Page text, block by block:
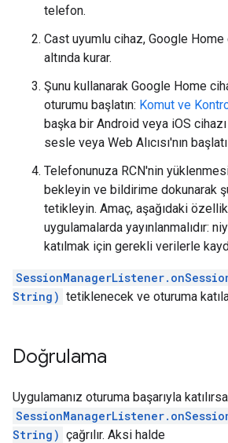
telefon.
Cast uyumlu cihaz, Google Home
altında kurar.
Şunu kullanarak Google Home
oturumu başlatın: Komut ve
başka bir Android veya iOS
sesle veya Web Alıcısı'nın
Telefonunuza RCN'nin
bekleyin ve bildirime dokunarak
tetikleyin. Amaç, aşağıdaki
uygulamalarda yayınlanmalıdır:
katılmak için gerekli verilerle
String) tetiklenecek ve oturuma
Doğrulama
Uygulamanız oturuma başarıyla katılırsa
String) çağrılır. Aksi halde